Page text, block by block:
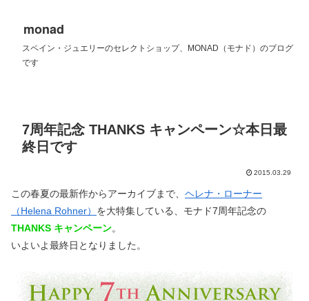
monad
スペイン・ジュエリーのセレクトショップ、MONAD（モナド）のブログ
です
7周年記念 THANKS キャンペーン☆本日最
終日です
2015.03.29
この春夏の最新作からアーカイブまで、 ヘレナ・ローナー
（Helena Rohner） を大特集している、モナド7周年記念の
THANKS キャンペーン。
いよいよ最終日となりました。